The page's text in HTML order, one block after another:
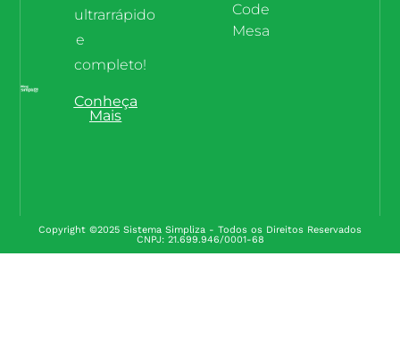
ultrarrápido
e
completo!
Conheça
Mais
Code
Mesa
Copyright ©2025 Sistema Simpliza - Todos os Direitos Reservados
CNPJ: 21.699.946/0001-68